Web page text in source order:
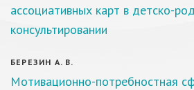
ассоциативных карт в детско-
консультировании
БЕРЕЗИН А. В.
Мотивационно-потребностная